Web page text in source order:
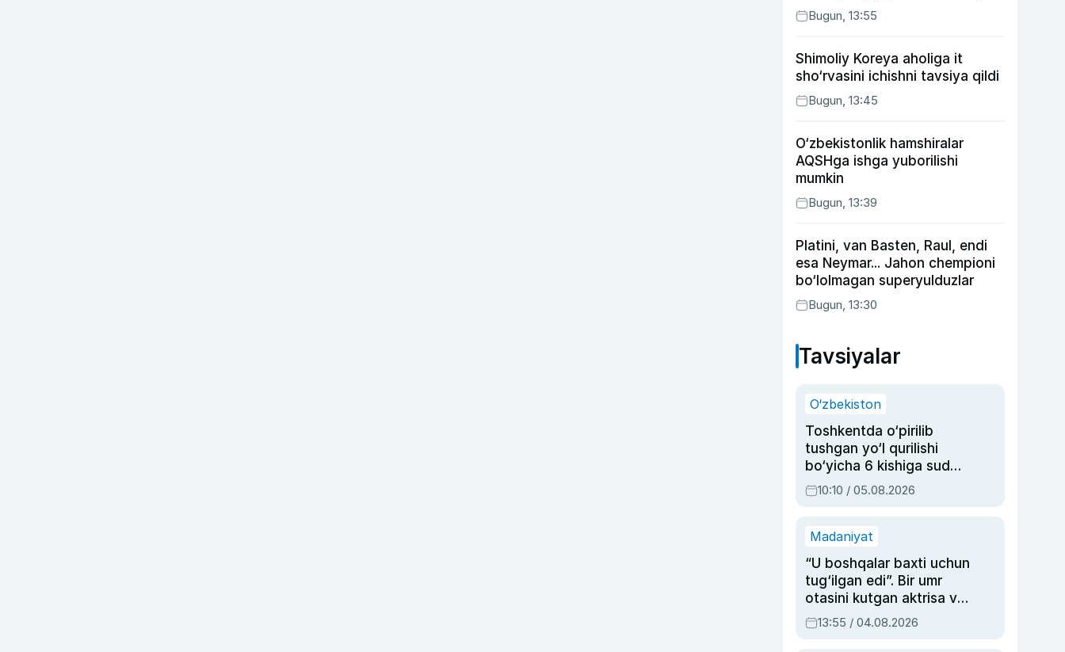
yo‘lga asfalt yotqizgan
Jahongir Otajonov
Bugun, 13:55
Shimoliy Koreya aholiga it
sho‘rvasini ichishni tavsiya qildi
Bugun, 13:45
O‘zbekistonlik hamshiralar
AQSHga ishga yuborilishi
mumkin
Bugun, 13:39
Platini, van Basten, Raul, endi
esa Neymar... Jahon chempioni
bo‘lolmagan superyulduzlar
Bugun, 13:30
Tavsiyalar
O‘zbekiston
Toshkentda o‘pirilib
tushgan yo‘l qurilishi
bo‘yicha 6 kishiga sud
hukmi o‘qildi
10:10 / 05.08.2026
Madaniyat
“U boshqalar baxti uchun
tug‘ilgan edi”. Bir umr
otasini kutgan aktrisa va
dublyaj ustasi Rimma
Ahmedovaning
13:55 / 04.08.2026